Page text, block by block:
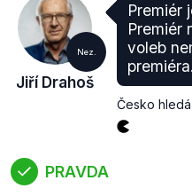
Nez.
Jiří Drahoš
Premiér
Premiér
voleb
premiéra.
Česko
PRAVDA